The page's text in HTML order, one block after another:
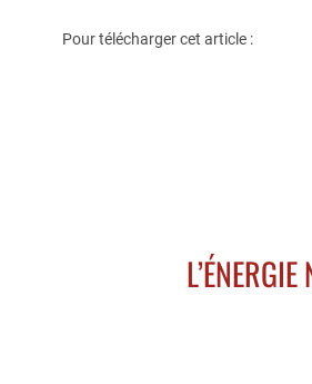
Pour télécharger cet article :